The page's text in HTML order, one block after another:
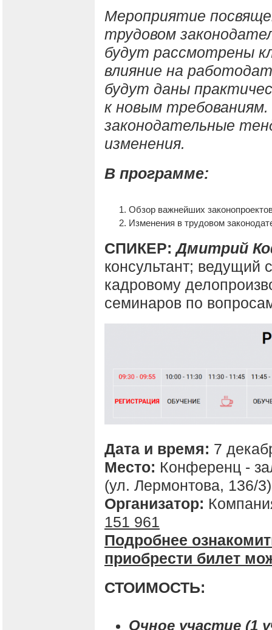
Мероприятие
трудовом
будут рассмотрены
влияние на
будут даны
к новым
законодательные
изменения.
В программе:
Обзор важнейших
Изменения в трудовом
СПИКЕР:Дмитрий
консультант; ведущий
кадровому
семинаров по
Дата и время: 7
Место: Конференц -
(ул. Лермонтова, 136/3)
Организатор:
151 961
Подробнее
приобрести билет
СТОИМОСТЬ:
Очное участие (1